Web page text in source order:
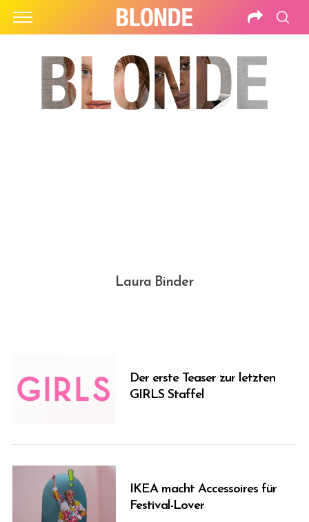
Laura Binder
Der erste Teaser zur letzten
GIRLS Staffel
IKEA macht Accessoires für
Festival-Lover